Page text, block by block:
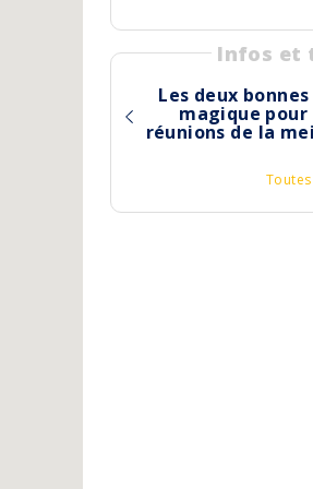
Infos et
Les deux
magique pour
réunions de la